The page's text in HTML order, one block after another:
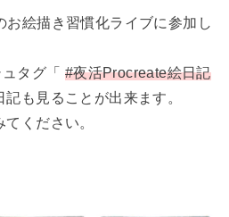
お絵描き習慣化ライブに参加し
タグ「 #夜活Procreate絵日記
も見ることが出来ます。
ください。